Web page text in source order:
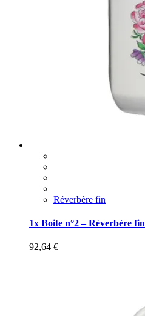
Réverbère fin
1x Boite n°2 – Réverbère fin
92,64 €